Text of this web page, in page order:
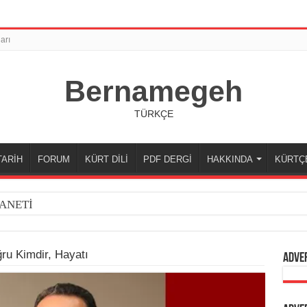
Bernamegeh
TÜRKÇE
FORUM KÜRT DİLİ PDF DERGİ HAKKINDA
Kimdir, Hayatı